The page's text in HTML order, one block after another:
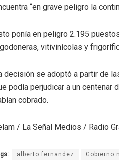
“en grave peligro la
ponía en peligro 2.195
vitivinícolas y
decisión se adoptó a partir de
podía perjudicar a un centenar
cobrado.
/ La Señal Medios / Radio
alberto fernandez Gobierno